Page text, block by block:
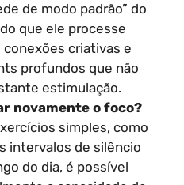
de modo padrão” do
que ele processe
criativas e
profundos que não
estimulação.
novamente o foco?
simples, como
intervalos de silêncio
do dia, é possível